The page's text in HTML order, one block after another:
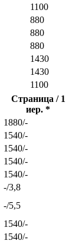
1100
880
880
880
1430
1430
1100
Страница / 1
иер. *
1880/-
1540/-
1540/-
1540/-
1540/-
-/3,8
-/5,5
1540/-
1540/-